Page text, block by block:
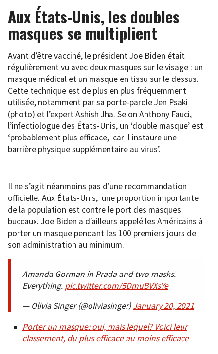
Aux États-Unis, les doubles
masques se multiplient
Avant d’être vacciné, le président Joe Biden était
régulièrement vu avec deux masques sur le visage : un
masque médical et un masque en tissu sur le dessus.
Cette technique est de plus en plus fréquemment
utilisée, notamment par sa porte-parole Jen Psaki
(photo) et l’expert Ashish Jha. Selon Anthony Fauci,
l’infectiologue des États-Unis, un ‘double masque’ est
‘probablement plus efficace, car il instaure une
barrière physique supplémentaire au virus’.
Il ne s’agit néanmoins pas d’une recommandation
officielle. Aux États-Unis, une proportion importante
de la population est contre le port des masques
buccaux. Joe Biden a d’ailleurs appelé les Américains à
porter un masque pendant les 100 premiers jours de
son administration au minimum.
Amanda Gorman in Prada and two masks.
Everything. pic.twitter.com/5DmuBVXsYe
— Olivia Singer (@oliviasinger)January 20, 2021
Porter un masque: oui, mais lequel? Voici leur
classement, du plus efficace au moins efficace